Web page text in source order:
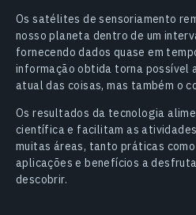
Os satélites de sensoriamento
nosso planeta dentro de um
fornecendo dados quase em
informação obtida torna possível
atual das coisas, mas também o
Os resultados da tecnologia
científica e facilitam as
muitas áreas, tanto práticas
aplicações e benefícios a
descobrir.